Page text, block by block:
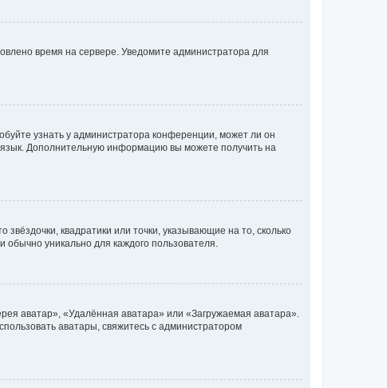
время на сервере. Уведомите администратора для
узнать у администратора конференции, может ли он
язык. Дополнительную информацию вы можете получить на
квадратики или точки, указывающие на то, сколько
уникально для каждого пользователя.
аватар», «Удалённая аватара» или «Загружаемая аватара».
аватары, свяжитесь с администратором